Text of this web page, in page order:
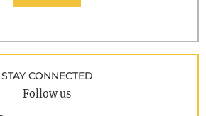
STAY CONNECTED
Follow us